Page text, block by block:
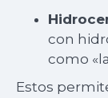
con
como
Estos